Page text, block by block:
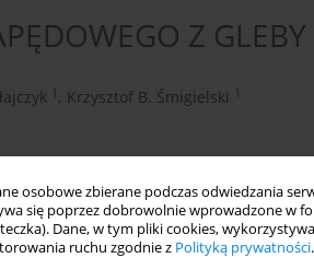
osobowe zbierane podczas odwiedzania
się poprzez dobrowolnie wprowadzone w
Dane, w tym pliki cookies,
ruchu zgodnie z Polityką prywatności
Z GLEBY
1 , Krzysztof B. Śmigielski 1
173